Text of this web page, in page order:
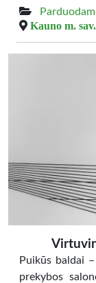
Kauno m.
Puikūs baldai
prekybos